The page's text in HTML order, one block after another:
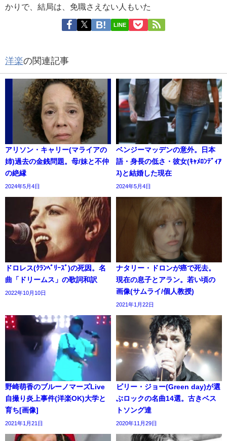
かりで、結局は、免職さえない人もいた
LINE
洋楽の関連記事
アリソン・キャリー(マライアの
姉)過去の金銭問題。母/妹と不仲
の絶縁
2024年5月4日
ベンジーマッデンの意外。日本
語・身長の低さ・彼女(ｷｬﾒﾛﾝﾃﾞｨｱ
ｽ)と結婚した現在
2024年5月4日
ドロレス(ｸﾗﾝﾍﾞﾘｰｽﾞ)の死因。名
曲「ドリームス」の歌詞和訳
2022年10月10日
ナタリー・ドロンが癌で死去。
現在の息子とアラン。若い頃の
画像(サムライ/個人教授)
2021年1月22日
野崎萌香のブルーノマーズLive
自撮り炎上事件(洋楽OK)大学と
育ち[画像]
2021年1月21日
ビリー・ジョー(Green day)が選
ぶロックの名曲14選。古きベス
トソング達
2020年11月29日